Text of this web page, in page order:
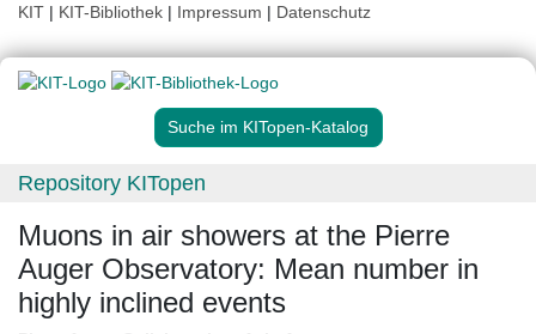
KIT | KIT-Bibliothek | Impressum | Datenschutz
Suche im KITopen-Katalog
Repository KITopen
Muons in air showers at the Pierre
Auger Observatory: Mean number in
highly inclined events